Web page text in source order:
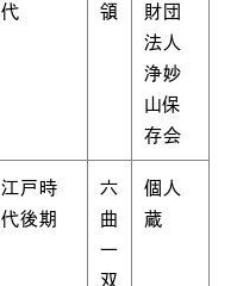
代
領
財団
法人
浄妙
山保
存会
江戸時
代後期
六
曲
一
双
個人
蔵